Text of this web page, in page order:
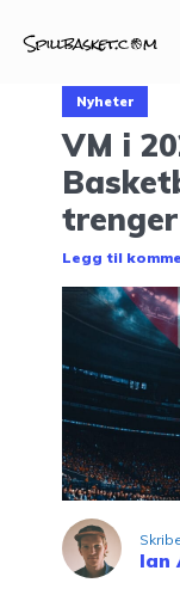
Nyheter
VM i
Legg til
Ian